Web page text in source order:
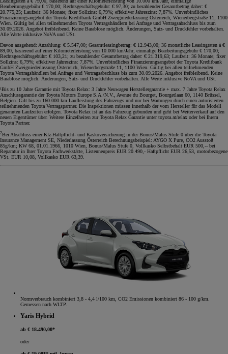
Bearbeitungsgebühr € 170,00; Rechtsgeschäftsgebühr: € 97,30; zu bezahlender Gesamtbetrag daher: €
20.775,25; Laufzeit: 36 Monate; fixer Sollzins: 6,79%; effektiver Jahreszins: 7,87%. Unverbindliches
Finanzierungsangebot der Toyota Kreditbank GmbH Zweigniederlassung Österreich, Wienerbergstraße 11, 1100
Wien. Gültig bei allen teilnehmenden Toyota Vertragshändlern bei Anfrage und Vertragsabschluss bis zum
30.09.2026. Angebot freibleibend. Keine Barablöse möglich. Änderungen, Satz- und Druckfehler vorbehalten.
Alle Werte inklusive NoVA und USt.
Davon ausgehend: Anzahlung: € 5.547,00; Gesamtleasingbetrag: € 12.943,00; 36 monatliche Leasingraten à €
89,00, basierend auf einer Kilometerleistung von 10.000 km/Jahr, einmalige Bearbeitungsgebühr € 170,00;
Rechtsgeschäftsgebühr: € 103,21; zu bezahlender Gesamtbetrag daher: € 21.319,63; Laufzeit: 36 Monate; fixer
Sollzins: 6,79%; effektiver Jahreszins: 7,87%. Unverbindliches Finanzierungsangebot der Toyota Kreditbank
GmbH Zweigniederlassung Österreich, Wienerbergstraße 11, 1100 Wien. Gültig bei allen teilnehmenden
Toyota Vertragshändlern bei Anfrage und Vertragsabschluss bis zum 30.09.2026. Angebot freibleibend. Keine
Barablöse möglich. Änderungen, Satz- und Druckfehler vorbehalten. Alle Werte inklusive NoVA und USt.
¹Bis zu 10 Jahre Garantie mit Toyota Relax: 3 Jahre Neuwagen Herstellergarantie + max. 7 Jahre Toyota Relax
Anschlussgarantie der Toyota Motors Europe S.A./N.V., Avenue du Bourget, Bourgetlaan 60, 1140 Brüssel,
Belgien. Gilt bis zu 160.000 km Laufleistung des Fahrzeugs und nur bei Wartungen durch einen autorisierten
teilnehmenden Toyota Vertragspartner. Die Inspektionen müssen innerhalb der vom Hersteller für das Modell
genannten Laufzeiten erfolgen. Toyota Relax ist an das Fahrzeug gebunden und geht bei Weiterverkauf auf den
neuen Eigentümer über. Weitere Einzelheiten zur Toyota Relax Garantie unter toyota.at/relax oder bei Ihrem
Toyota Partner.
2Bei Abschluss einer Kfz-Haftpflicht- und Kaskoversicherung in der Bonus/Malus Stufe 0 über die Toyota
Insurance Management SE, Niederlassung Österreich Berechnungsbeispiel: AYGO X Pure, CO2 Ausstoß
85g/km; KW 68, 01.01.1966, 1010 Wien, Bonus/Malus Stufe 0, Vollkasko Selbstbehalt EUR 500,-- bei
Reparatur in Ihrer Toyota Fachwerkstätte, Listenneupreis EUR 20.490,- Haftpflicht EUR 26,53, motorbezogene
VSt. EUR 10,08, Vollkasko EUR 63,39.
Normverbrauch kombiniert 3,8 - 4,4 l/100 km, CO2 Emissionen kombiniert 86 - 100 g/km.
Gemessen nach WLTP.
Yaris Hybrid
ab € 18.490,00*
oder